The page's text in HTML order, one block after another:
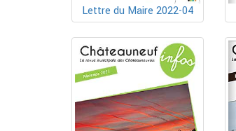
Lettre du Maire 2022-04